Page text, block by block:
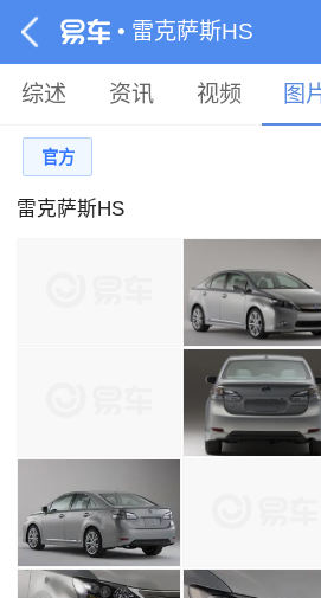
• 雷克萨斯HS
综述 资讯 视频 图
官方
雷克萨斯HS